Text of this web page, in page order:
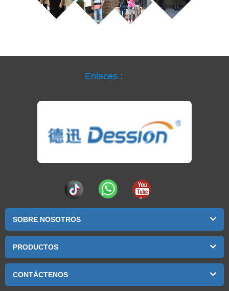
Enlaces :
SOBRE NOSOTROS
PRODUCTOS
CONTÁCTENOS